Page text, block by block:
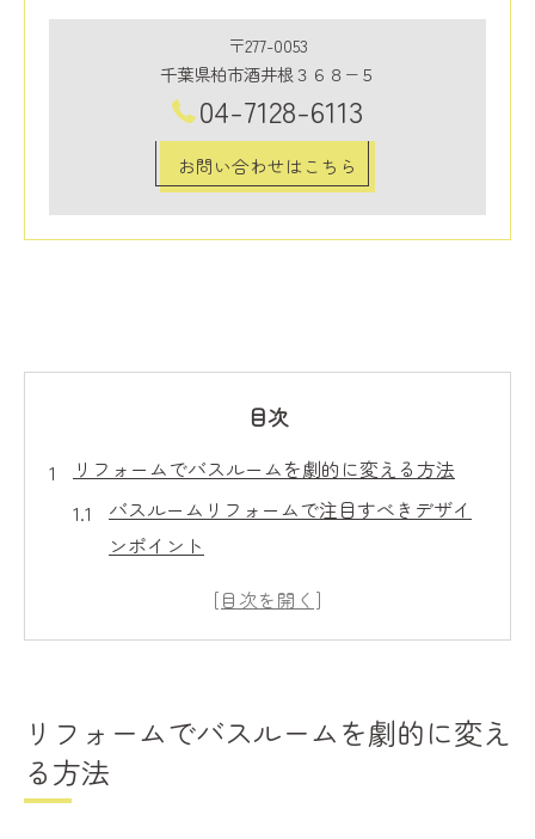
〒277-0053
千葉県柏市酒井根３６８−５
04-7128-6113
お問い合わせはこちら
目次
リフォームでバスルームを劇的に変える方法
バスルームリフォームで注目すべきデザイ
ンポイント
スペースを最大限に活用するリフォームア
色と素材の選び方がリフォーム成功の鍵
リフォームでバスルームを劇的に変え
る方法